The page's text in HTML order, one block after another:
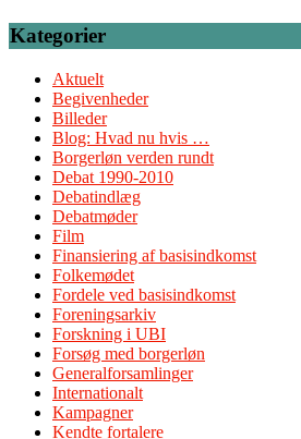
Kategorier
Aktuelt
Begivenheder
Billeder
Blog: Hvad nu hvis …
Borgerløn verden rundt
Debat 1990-2010
Debatindlæg
Debatmøder
Film
Finansiering af basisindkomst
Folkemødet
Fordele ved basisindkomst
Foreningsarkiv
Forskning i UBI
Forsøg med borgerløn
Generalforsamlinger
Internationalt
Kampagner
Kendte fortalere